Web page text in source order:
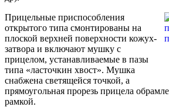
Прицельные приспособления
открытого типа смонтированы на
плоской верхней поверхности кожух-
затвора и включают мушку с
прицелом, устанавливаемые в пазы
типа «ласточкин хвост». Мушка
снабжена светящейся точкой, а
прямоугольная прорезь прицела
рамкой.